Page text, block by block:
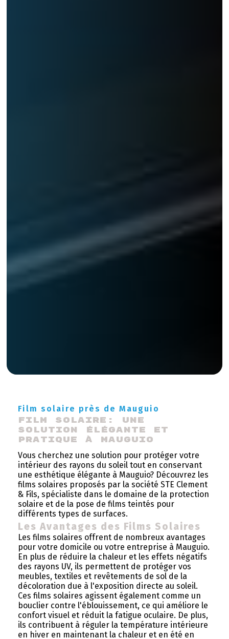
Film solaire près de Mauguio
Film Solaire: Une
Solution Élégante et
Pratique à Mauguio
Vous cherchez une solution pour protéger votre
intérieur des rayons du soleil tout en conservant
une esthétique élégante à Mauguio? Découvrez les
films solaires proposés par la société STE Clement
& Fils, spécialiste dans le domaine de la protection
solaire et de la pose de films teintés pour
différents types de surfaces.
Les Avantages des Films Solaires
Les films solaires offrent de nombreux avantages
pour votre domicile ou votre entreprise à Mauguio.
En plus de réduire la chaleur et les effets négatifs
des rayons UV, ils permettent de protéger vos
meubles, textiles et revêtements de sol de la
décoloration due à l'exposition directe au soleil.
Ces films solaires agissent également comme un
bouclier contre l'éblouissement, ce qui améliore le
confort visuel et réduit la fatigue oculaire. De plus,
ils contribuent à réguler la température intérieure
en hiver en maintenant la chaleur et en été en